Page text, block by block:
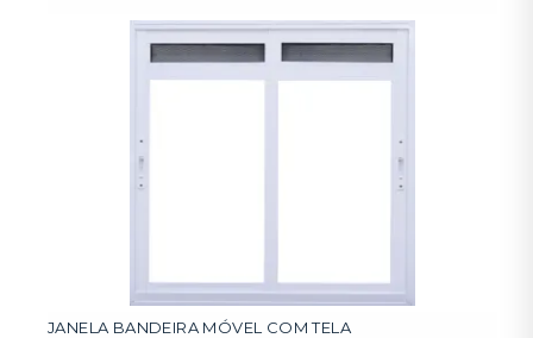
JANELA BANDEIRA MÓVEL COM TELA